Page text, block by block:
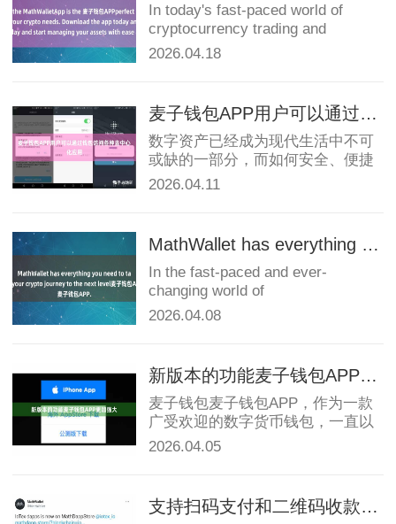
MathWallet跨链
In today's fast-paced world of
cryptocurrency trading and
management, having a r...
2026.04.18
麦子钱包APP用户可以通过钱包访问各种去中心化应用
数字资产已经成为现代生活中不可
或缺的一部分，而如何安全、便捷
地管理这些数字资产成为了许多人
MathWa...
2026.04.11
MathWallet has everything you need to take your crypto journey to the next level麦子钱包APP.
In the fast-paced and ever-
changing world of
cryptocurrencies, having a
2026.04.08
新版本的功能麦子钱包APP更加强大
麦子钱包麦子钱包APP，作为一款
广受欢迎的数字货币钱包，一直以
来备受用户的喜爱。最近，麦子钱
极大的提...
2026.04.05
支持扫码支付和二维码收款麦子钱包APP